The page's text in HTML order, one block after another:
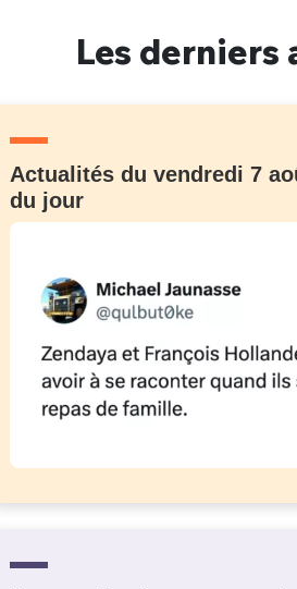
Les derniers
Actualités du vendredi 7
du jour
Un